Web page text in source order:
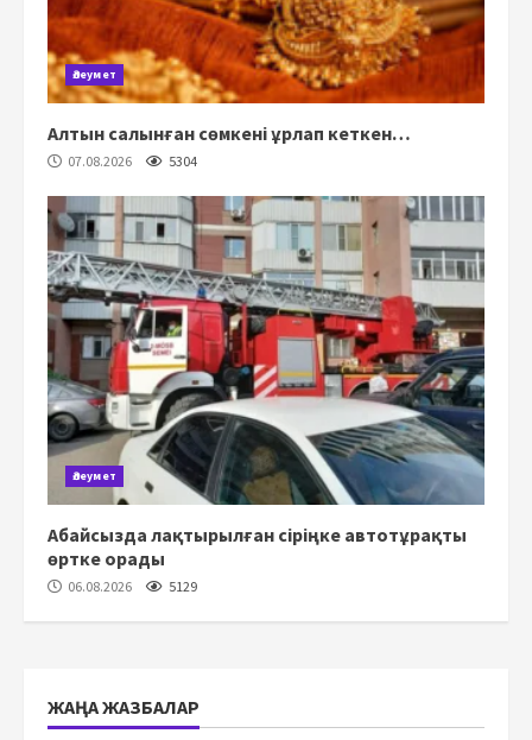
Әлеумет
Алтын салынған сөмкені ұрлап кеткен…
07.08.2026 5304
Әлеумет
Абайсызда лақтырылған сіріңке автотұрақты
өртке орады
06.08.2026 5129
ЖАҢА ЖАЗБАЛАР